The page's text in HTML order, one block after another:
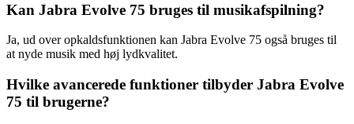
Kan Jabra Evolve 75 bruges til musikafspilning?
Ja, ud over opkaldsfunktionen kan Jabra Evolve 75 også bruges til
at nyde musik med høj lydkvalitet.
Hvilke avancerede funktioner tilbyder Jabra Evolve
75 til brugerne?